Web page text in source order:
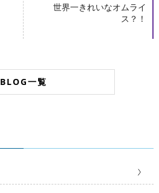
世界一きれいなオムライ
ス？！
BLOG一覧